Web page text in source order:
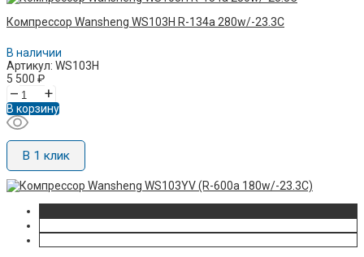
Компрессор Wansheng WS103H R-134а 280w/-23.3C
В наличии
Артикул: WS103H
5 500 ₽
– +
В корзину
В 1 клик